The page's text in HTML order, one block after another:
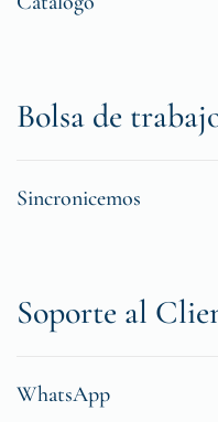
Bolsa de
Sincronicemos
Soporte al
WhatsApp